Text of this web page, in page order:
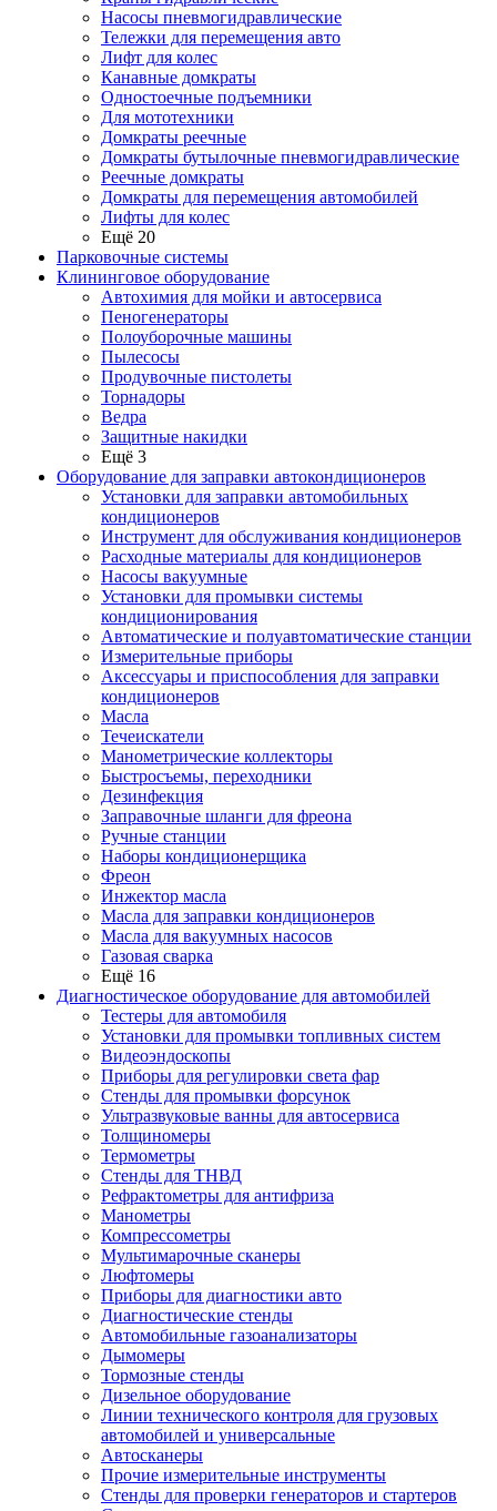
Насосы пневмогидравлические
Тележки для перемещения авто
Лифт для колес
Канавные домкраты
Одностоечные подъемники
Для мототехники
Домкраты реечные
Домкраты бутылочные пневмогидравлические
Реечные домкраты
Домкраты для перемещения автомобилей
Лифты для колес
Ещё 20
Парковочные системы
Клининговое оборудование
Автохимия для мойки и автосервиса
Пеногенераторы
Полоуборочные машины
Пылесосы
Продувочные пистолеты
Торнадоры
Ведра
Защитные накидки
Ещё 3
Оборудование для заправки автокондиционеров
Установки для заправки автомобильных
кондиционеров
Инструмент для обслуживания кондиционеров
Расходные материалы для кондиционеров
Насосы вакуумные
Установки для промывки системы
кондиционирования
Автоматические и полуавтоматические станции
Измерительные приборы
Аксессуары и приспособления для заправки
кондиционеров
Масла
Течеискатели
Манометрические коллекторы
Быстросъемы, переходники
Дезинфекция
Заправочные шланги для фреона
Ручные станции
Наборы кондиционерщика
Фреон
Инжектор масла
Масла для заправки кондиционеров
Масла для вакуумных насосов
Газовая сварка
Ещё 16
Диагностическое оборудование для автомобилей
Тестеры для автомобиля
Установки для промывки топливных систем
Видеоэндоскопы
Приборы для регулировки света фар
Стенды для промывки форсунок
Ультразвуковые ванны для автосервиса
Толщиномеры
Термометры
Стенды для ТНВД
Рефрактометры для антифриза
Манометры
Компрессометры
Мультимарочные сканеры
Люфтомеры
Приборы для диагностики авто
Диагностические стенды
Автомобильные газоанализаторы
Дымомеры
Тормозные стенды
Дизельное оборудование
Линии технического контроля для грузовых
автомобилей и универсальные
Автосканеры
Прочие измерительные инструменты
Стенды для проверки генераторов и стартеров